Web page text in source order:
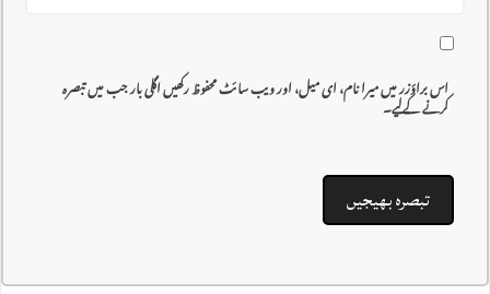
اس براؤزر میں میرا نام، ای میل، اور ویب سائٹ محفوظ رکھیں اگلی بار جب میں تبصرہ
کرنے کےلیے۔